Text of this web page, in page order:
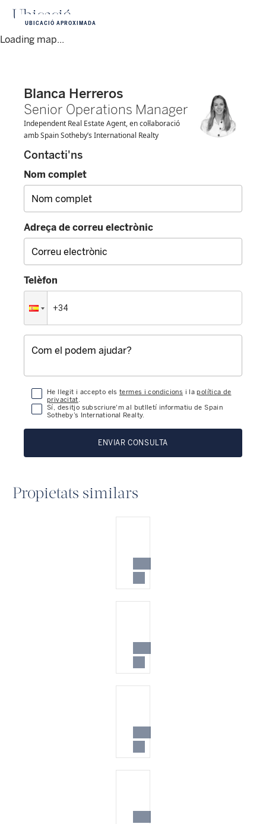
Ubicació
Loading map...
UBICACIÓ APROXIMADA
Blanca Herreros
Senior Operations Manager
Independent Real Estate Agent, en col·laboració
amb Spain Sotheby’s International Realty
Contacti'ns
Nom complet
Adreça de correu electrònic
Telèfon
He llegit i accepto els termes i condicions i lapolítica de
privacitat.
Sí, desitjo subscriure'm al butlletí informatiu de Spain
Sotheby’s International Realty.
ENVIAR CONSULTA
Propietats similars